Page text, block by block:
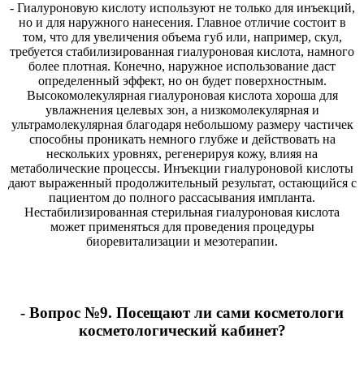
- Гиалуроновую кислоту используют не только для инъекций,
но и для наружного нанесения. Главное отличие состоит в
том, что для увеличения объема губ или, например, скул,
требуется стабилизированная гиалуроновая кислота, намного
более плотная. Конечно, наружное использование даст
определенный эффект, но он будет поверхностным.
Высокомолекулярная гиалуроновая кислота хороша для
увлажнения целевых зон, а низкомолекулярная и
ультрамолекулярная благодаря небольшому размеру частичек
способны проникать немного глубже и действовать на
нескольких уровнях, регенерируя кожу, влияя на
метаболические процессы. Инъекции гиалуроновой кислоты
дают выраженный продолжительный результат, остающийся с
пациентом до полного рассасывания импланта.
Нестабилизированная стерильная гиалуроновая кислота
может применяться для проведения процедуры
биоревитализации и мезотерапии.
- Вопрос №9. Посещают ли сами косметологи
косметологический кабинет?